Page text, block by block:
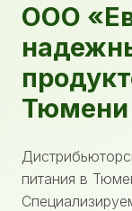
ООО
Тюмени
питания в